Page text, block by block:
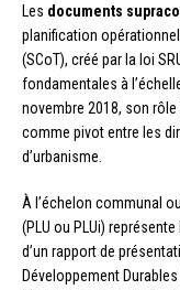
Les documents
planification
(SCoT), créé par la loi
fondamentales à
novembre 2018, son
comme pivot entre les
d’urbanisme.
À l’échelon communal
(PLU ou PLUi)
d’un rapport de
Développement Durables